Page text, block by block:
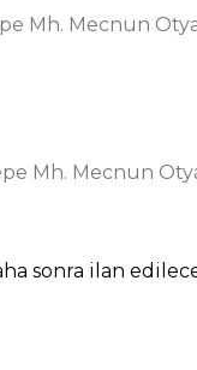
Mh. Mecnun
Mh. Mecnun
sonra ilan